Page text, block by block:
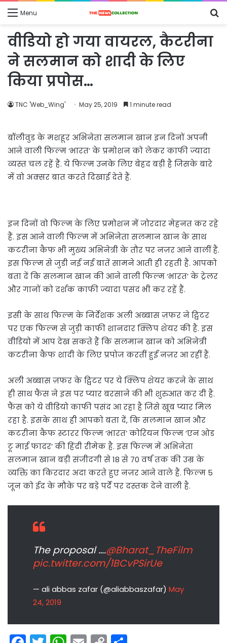
Menu
वीडियो हो गया वायरल, कैटरीना
ने सलमान को शादी के लिए
किया प्रपोस…
TNC 'Web_Wing' May 25, 2019 1 minute read
बॉलीवुड के मशहूर अभिनेता सलमान खान इन दिनों अपनी
आने वाली फिल्म ‘भारत’ के प्रमोशन को लेकर काफी ज्यादा
व्यस्त चल रहें हैं. ये फिल्म उनके लिए बेहद बड़ी है जिसके बारे
में वो अक्सर बात करते दिखाई देते हैं.
इन दिनों वो फिल्म के लिए प्रमोशन में जोरदार मेहनत कर रहे
हैं. इस आने वाली फिल्म में अभिनेता सलमान खान के साथ
कटरीना कैफ भी मुख्य अभिनेत्री के तौर पर नज़र आने वालीं हैं.
इस फिल्म से जुडी नई नई बातें सामने आती ही रहती हैं. आपको
बता दें कि सलमान खान की आने वाली फिल्म ‘भारत’ के ट्रेलर
और गानों को दर्शक काफी ज्यादा पसंद भी कर रहें हैं.
इसी के साथ फिल्म के निर्देशक अली अब्बास ज़फर ने ट्विटर
पर एक फिल्म से जुड़ी काफी शानदार क्लिप शेयर की है. इस
वीडियो में आप देख सकते हैं कि सलमान खान को अभिनेत्री
कटरीना कैफ शादी के लिए प्रपोज करतीं हुईं नज़र आ रहीं हैं.
अली अब्बास ज़फर के ट्विटर पर ये क्लिप शेयर करने के साथ
ही साथ फैंस ने इस पर प्यार बरसाने की भी शुरुआत कर दी है.
फैंस को ये वीडियो काफी पसंद आ रहा है जिसे खूब प्यार मिल
रहा है. इसके साथ ही आपको बता दें, कि सलमान खान और
कटरीना कैफ स्टारर फिल्म ‘भारत’ कोरियन फिल्म ‘एन ओड
टू माई फादर’ की हिंदी रीमेक है. इस फिल्म में अभिनेता
सलमान खान बड़ी संजीदगी से 18 से 70 वर्ष तक की उम्र के
व्यक्ति का किरदार अदा करते हुए नज़र आने वाले हैं. फिल्म 5
जून को ईद के मौके पर बड़े पर्दे पर दस्तक देने वाली है.
The proposal ….@Bharat_TheFilm
pic.twitter.com/1BCvPSirUe
— ali abbas zafar (@aliabbaszafar) May
24, 2019